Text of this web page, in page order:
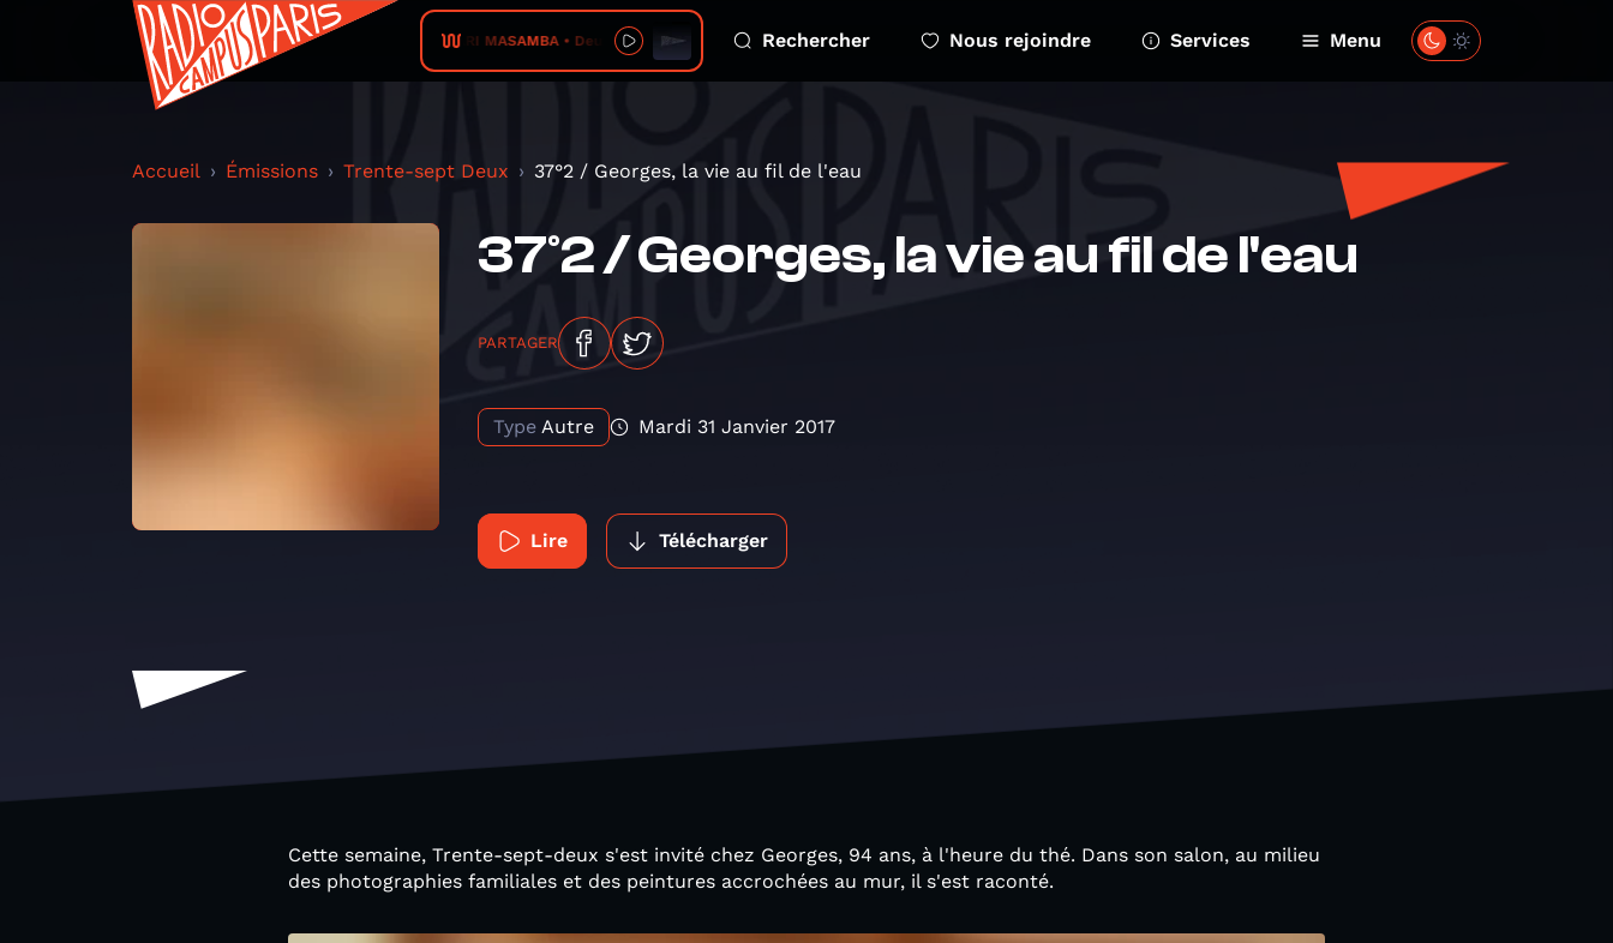
JAHARI MASAMBA • Deux Fakes Jayers Rechercher Nous rejoindre Services Menu
Accueil Émissions Trente-sept Deux 37°2 / Georges, la vie au fil de l'eau
37°2 / Georges, la vie au fil de l'eau
PARTAGER
Type Autre Mardi 31 Janvier 2017
Lire Télécharger
Cette semaine, Trente-sept-deux s'est invité chez Georges, 94 ans, à l'heure du thé. Dans son salon, au milieu
des photographies familiales et des peintures accrochées au mur, il s'est raconté.